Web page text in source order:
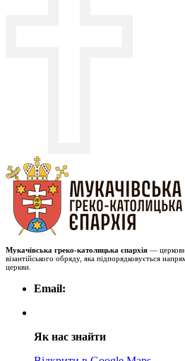
Мукачівська греко-католицька єпархія —
візантійського обряду, яка підпорядковується
церкви.
Email:
Як нас знайти